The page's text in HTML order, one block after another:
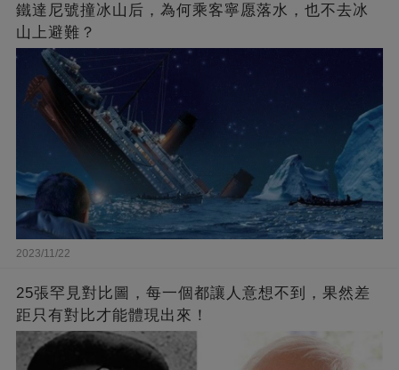
鐵達尼號撞冰山后，為何乘客寧愿落水，也不去冰
山上避難？
2023/11/22
25張罕見對比圖，每一個都讓人意想不到，果然差
距只有對比才能體現出來！